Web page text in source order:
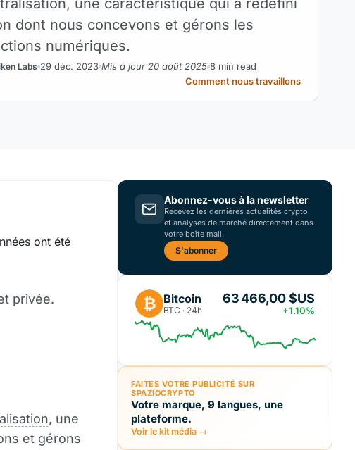
dont nous concevons et gérons les
numériques.
Labs 29 déc. 2023 Mis à jour 20 août 2025 8 min read
Comment nous travaillons
ont été
privée.
, une
et gérons
Abonnez-vous à la newsletter
Recevez les dernières actualités crypto
et analyses de marché directement dans
votre boîte mail.
S'abonner
₿ Bitcoin
BTC · 24h
63 466,00 $US
+1.10%
FAITES VOTRE PUBLICITÉ SUR
SPAZIOCRYPTO
Votre marque, 9 langues, une
plateforme.
Voir le kit média →